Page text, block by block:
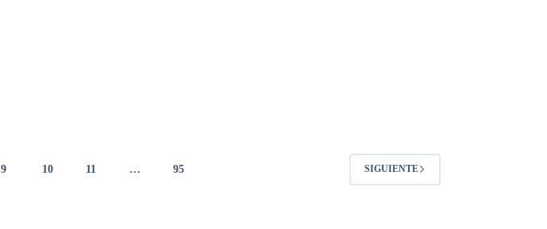
9 10 11 … 95 SIGUIENTE